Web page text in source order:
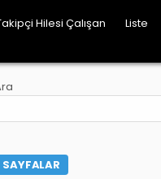
Hilesi Çalışan Liste
SAYFALAR